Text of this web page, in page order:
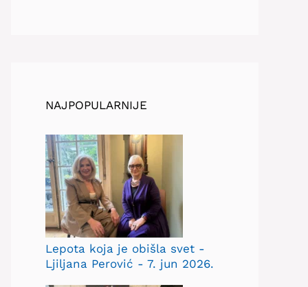
NAJPOPULARNIJE
Lepota koja je obišla svet -
Ljiljana Perović - 7. jun 2026.